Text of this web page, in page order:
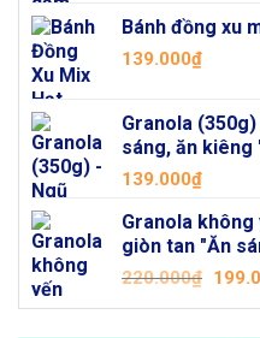
Bánh đồng xu
139.000₫
Granola
sáng, ăn kiêng
139.000₫
Granola không
giòn tan "Ăn
220.000₫ Giá